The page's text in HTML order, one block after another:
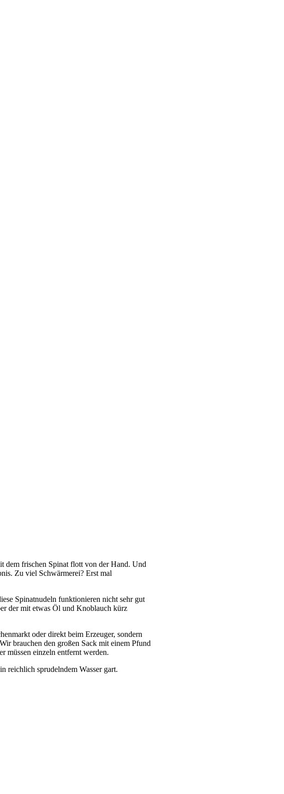
dem frischen Spinat flott von der Hand. Und
Zu viel Schwärmerei? Erst mal
Spinatnudeln funktionieren nicht sehr gut
der mit etwas Öl und Knoblauch kürz
oder direkt beim Erzeuger, sondern
brauchen den großen Sack mit einem Pfund
müssen einzeln entfernt werden.
reichlich sprudelndem Wasser gart.